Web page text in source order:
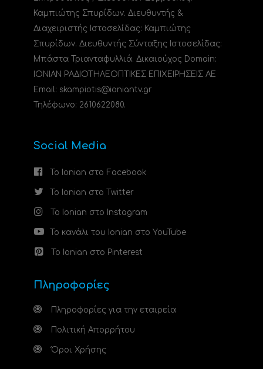
Καμπιώτης Σπυρίδων. Διευθυντής &
Διαχειριστής Ιστοσελίδας: Καμπιώτης
Σπυρίδων. Διευθυντής Σύνταξης Ιστοσελίδας:
Μπάστα Τριανταφυλλιά. Δικαιούχος Domain:
ΙΟΝΙΑΝ ΡΑΔΙΟΤΗΛΕΟΠΤΙΚΕΣ ΕΠΙΧΕΙΡΗΣΕΙΣ ΑΕ
Email: skampiotis@ioniantv.gr
Τηλέφωνο: 2610622080.
Social Media
Το Ionian στο Facebook
Το Ionian στο Twitter
Το Ionian στο Instagram
Το κανάλι του Ionian στο YouTube
Το Ionian στο Pinterest
Πληροφορίες
Πληροφορίες για την εταιρεία
Πολιτική Απορρήτου
Όροι Χρήσης